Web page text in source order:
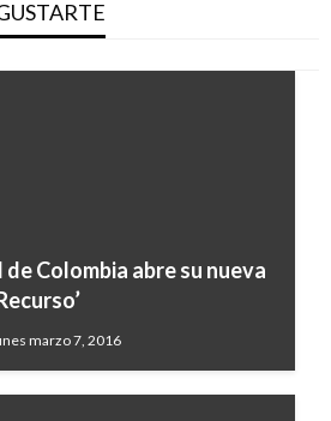
Colombia abre su nueva
marzo 7, 2016